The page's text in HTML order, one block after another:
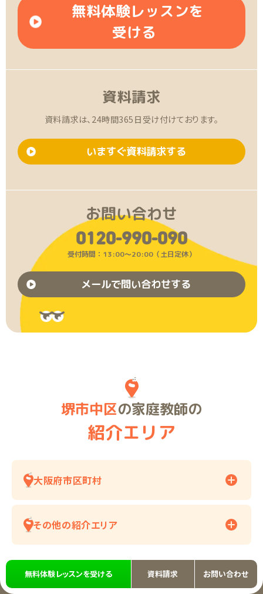
無料体験レッスンを
受ける
資料請求
資料請求は、24時間365日受け付けております。
いますぐ資料請求する
お問い合わせ
0120-990-090
受付時間：13:00〜20:00（土日定休）
メールで問い合わせする
堺市中区の家庭教師の
紹介エリア
大阪府市区町村
その他の紹介エリア
無料体験レッスンを受ける 資料請求 お問い合わせ